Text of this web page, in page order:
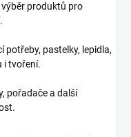
výběr produktů pro
potřeby, pastelky, lepidla,
i tvoření.
pořadače a další